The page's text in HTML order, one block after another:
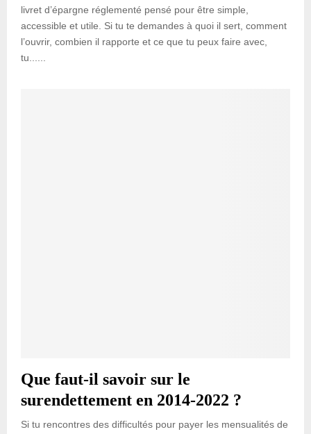
livret d’épargne réglementé pensé pour être simple,
accessible et utile. Si tu te demandes à quoi il sert, comment
l’ouvrir, combien il rapporte et ce que tu peux faire avec,
tu......
Que faut-il savoir sur le
surendettement en 2014-2022 ?
Si tu rencontres des difficultés pour payer les mensualités de